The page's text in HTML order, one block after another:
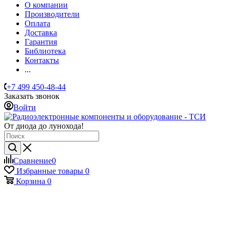
О компании
Производители
Оплата
Доставка
Гарантия
Библиотека
Контакты
...
+7 499 450-48-44
Заказать звонок
Войти
От диода до лунохода!
Сравнение0
Избранные товары 0
Корзина 0